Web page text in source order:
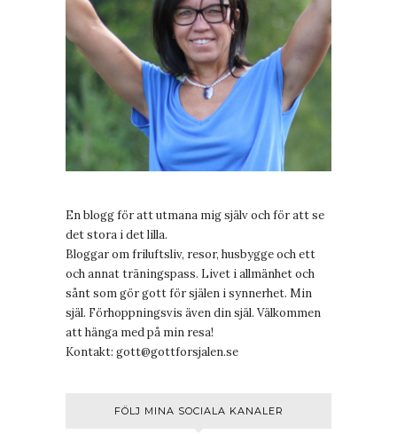
En blogg för att utmana mig själv och för att se
det stora i det lilla.
Bloggar om friluftsliv, resor, husbygge och ett
och annat träningspass. Livet i allmänhet och
sånt som gör gott för själen i synnerhet. Min
själ. Förhoppningsvis även din själ. Välkommen
att hänga med på min resa!
Kontakt: gott@gottforsjalen.se
FÖLJ MINA SOCIALA KANALER